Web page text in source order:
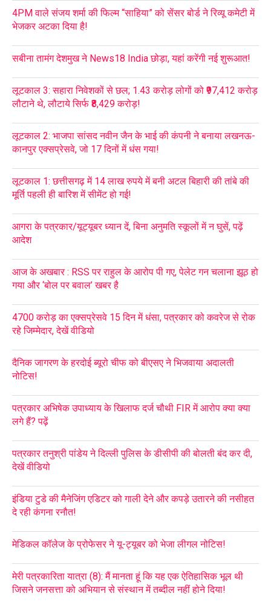
4PM वाले संजय शर्मा की फिल्म “साहिया” को सेंसर बोर्ड ने रिव्यू कमेटी में
भेजकर अटका दिया है!
सबीना तामंग देशमुख ने News18 India छोड़ा, यहां करेंगी नई शुरूआत!
लूटकाल 3: सहारा निवेशकों से छल; 1.43 करोड़ लोगों को ₹97,412 करोड़
लौटाने थे, लौटाये सिर्फ ₹8,429 करोड़!
लूटकाल 2: भाजपा सांसद नवीन जैन के भाई की कंपनी ने बनाया लखनऊ-
कानपुर एक्सप्रेसवे, जो 17 दिनों में धंस गया!
लूटकाल 1: छत्तीसगढ़ में 14 लाख रुपये में बनी अटल बिहारी की तांबे की
मूर्ति पहली ही बारिश में सीमेंट हो गई!
आगरा के पत्रकार/यूट्यूबर ध्यान दें, बिना अनुमति स्कूलों में न घुसें, पढ़ें
आदेश
आज के अखबार : RSS पर राहुल के आरोप पी गए, पेलेट गन चलाना झूठ हो
गया और ‘बोल पर बवाल’ खबर है
4700 करोड़ का एक्सप्रेसवे 15 दिन में धंसा, पत्रकार को कवरेज से रोक
रहे जिम्मेदार, देखें वीडियो
दैनिक जागरण के हरदोई ब्यूरो चीफ को बीएसए ने भिजवाया अदालती
नोटिस!
पत्रकार अभिषेक उपाध्याय के खिलाफ दर्ज चौथी FIR में आरोप क्या क्या
लगे हैं? पढ़ें
पत्रकार तनुश्री पांडेय ने दिल्ली पुलिस के डीसीपी की बोलती बंद कर दी,
देखें वीडियो
इंडिया टुडे की मैनेजिंग एडिटर को गाली देने और कपड़े उतारने की नसीहत
दे रही कंगना रनौत!
मेडिकल कॉलेज के प्रोफेसर ने यू-ट्यूबर को भेजा लीगल नोटिस!
मेरी पत्रकारिता यात्रा (8): मैं मानता हूं कि यह एक ऐतिहासिक भूल थी
जिसने जनसत्ता को अभियान से संस्थान में तब्दील नहीं होने दिया!